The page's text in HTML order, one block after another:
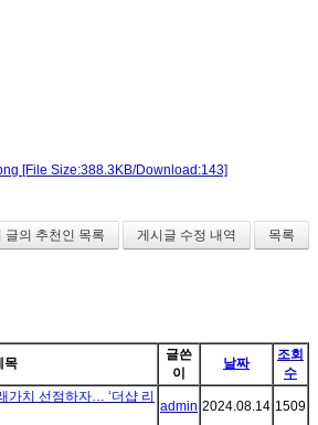
[File Size:388.3KB/Download:143]
글의 추천인 목록 게시글 수정 내역 목록
목
글쓴
이
날짜
조회
수
가치 선점하자… ‘더샵 리
admin 2024.08.14 1509